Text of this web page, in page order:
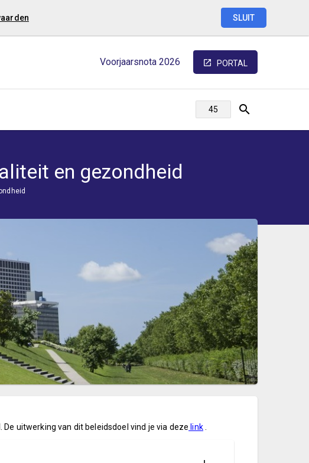
SLUIT
Voorjaarsnota 2026 PORTAL
en gezondheid
uitwerking van dit beleidsdoel vind je via deze link